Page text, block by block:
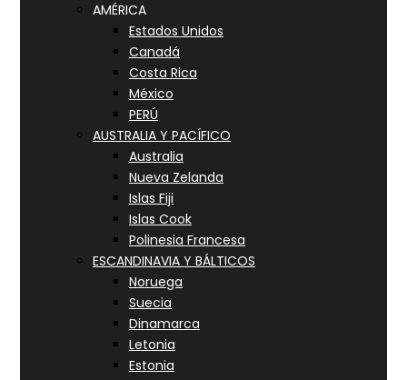
AMÉRICA
Estados Unidos
Canadá
Costa Rica
México
PERÚ
AUSTRALIA Y PACÍFICO
Australia
Nueva Zelanda
Islas Fiji
Islas Cook
Polinesia Francesa
ESCANDINAVIA Y BÁLTICOS
Noruega
Suecia
Dinamarca
Letonia
Estonia